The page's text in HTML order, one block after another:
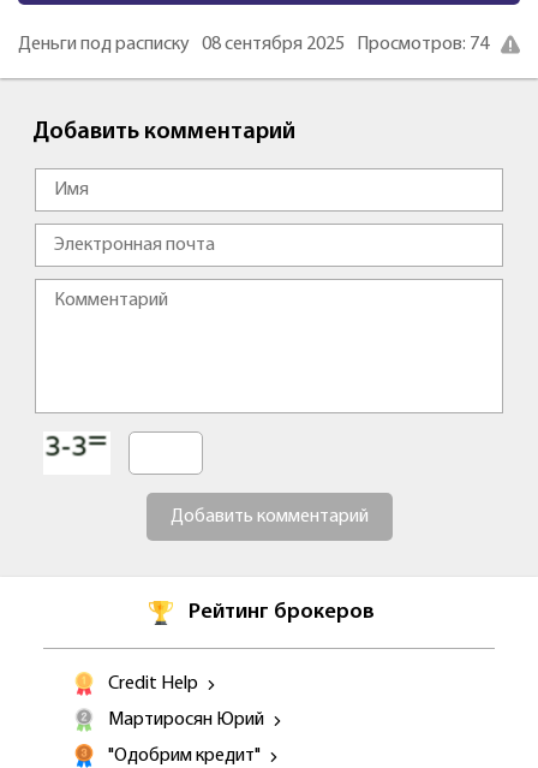
Деньги под расписку 08 сентября 2025 Просмотров: 74
Добавить комментарий
Добавить комментарий
Рейтинг брокеров
Credit Help
Мартиросян Юрий
"Одобрим кредит"